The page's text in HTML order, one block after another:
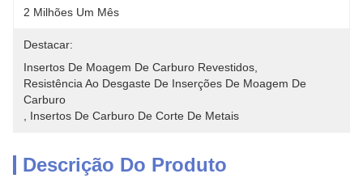
2 Milhões Um Mês
Destacar:
Insertos De Moagem De Carburo Revestidos
Resistência Ao Desgaste De Inserções De Moagem De
Carburo
Insertos De Carburo De Corte De Metais
Descrição Do Produto